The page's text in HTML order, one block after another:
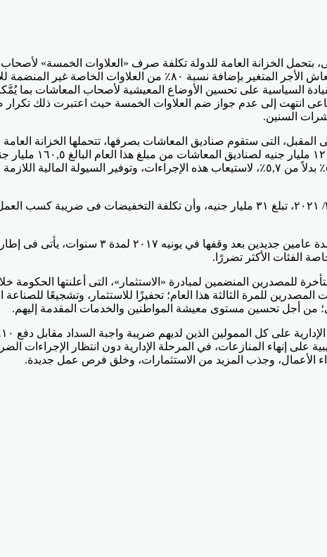
وتُقَّدر تكلفتها السنوية بأكثر من ٧ مليارات جنيه فى السنوات التالية، سيتم إعادة تسوية معاش
أن هذا القرار يعكس حرص القيادة السياسية على تحسين الأوضاع المعيشية لأصحاب
انتهت إلى عدم جواز ضم العلاوات الخمسة حيث اعتبرت ذلك
السنين.
مليار جنيه، فى العام
التشابكات السنوى المحول من الخزانة العامة للدولة لصالح صناديق المعاشات لتصبح ٥,٩٪ بدلاً من ٥,٧٪، لاستيعاب
أشار الوزير إلى أن قرار الرئيس بمد وقف العمل بقانون
الفئات الأكثر تضررًا.
للمصدرين المنضمين لمبادرة «الاستثمار»، التى أعلنتها الحكومة
من الشركات المصدرة إضافة إلى صرف نسبة ١٠٪ من مستحقات المصدرين للمرة الثالثة هذا العام؛ تحفيزًا
من أجل تحسين مستوى معيشة المواطنين والخدمات المقدمة إليهم.
إنهاء المنازعات، في المرحلة الإدارية دون انتظار الإجراءات
الأعمال، وجذب المزيد من الاستثمارات، وخلق فرص عمل جديدة.